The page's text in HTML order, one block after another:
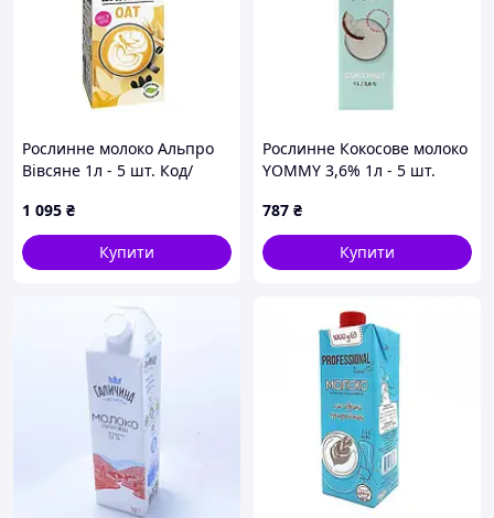
Рослинне молоко Альпро
Вівсяне 1л - 5 шт. Код/
1 095 ₴
Купити
Рослинне Кокосове молоко
YOMMY 3,6% 1л - 5 шт.
787 ₴
Купити